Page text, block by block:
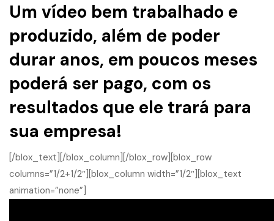
Um vídeo bem trabalhado e
produzido, além de poder
durar anos, em poucos meses
poderá ser pago, com os
resultados que ele trará para
sua empresa!
[/blox_text][/blox_column][/blox_row][blox_row
columns=”1/2+1/2″][blox_column width=”1/2″][blox_text
animation=”none”]